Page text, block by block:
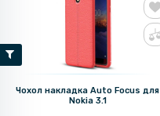
Чохол накладка Auto Focus для
Nokia 3.1